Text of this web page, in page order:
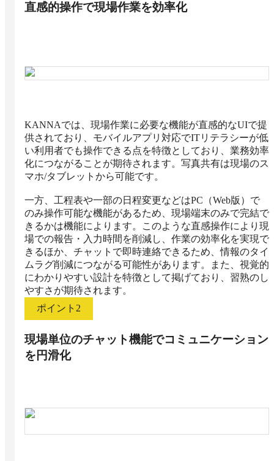
直感的操作で現場作業を効率化
KANNAでは、現場作業に必要な機能が直感的なUIで提
供されており、モバイルアプリ対応でITリテラシーが低
い利用者でも操作できる点を特徴としており、業務効率
化につながることが期待されます。写真共有は現場のス
マホ/タブレットから可能です。
一方、工程表や一部の日程変更などはPC（Web版）で
のみ操作可能な機能があるため、現場端末のみで完結で
きるかは機能によります。このような直感操作により現
場での報告・入力時間を削減し、作業の効率化を実現で
きるほか、チャットで即時連絡できるため、情報のタイ
ムラグ削減につながる可能性があります。また、視覚的
にわかりやすい設計を特徴として掲げており、習熟のし
やすさが期待されます。
ポイント 2
現場単位のチャット機能でコミュニケーション
を円滑化